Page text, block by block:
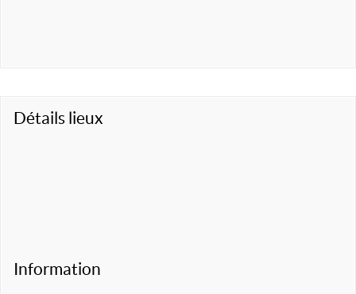
Détails lieux
Information